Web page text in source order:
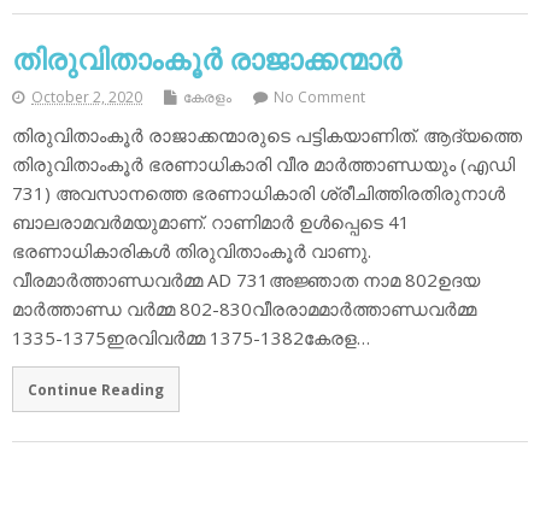
തിരുവിതാംകൂര്‍ രാജാക്കന്മാര്‍
October 2, 2020 കേരളം No Comment
തിരുവിതാംകൂര്‍ രാജാക്കന്മാരുടെ പട്ടികയാണിത്. ആദ്യത്തെ
തിരുവിതാംകൂര്‍ ഭരണാധികാരി വീര മാര്‍ത്താണ്ഡയും (എഡി
731) അവസാനത്തെ ഭരണാധികാരി ശ്രീചിത്തിരതിരുനാള്‍
ബാലരാമവര്‍മയുമാണ്. റാണിമാര്‍ ഉള്‍പ്പെടെ 41
ഭരണാധികാരികള്‍ തിരുവിതാംകൂര്‍ വാണു.
വീരമാര്‍ത്താണ്ഡവര്‍മ്മ AD 731അജ്ഞാത നാമ 802ഉദയ
മാര്‍ത്താണ്ഡ വര്‍മ്മ 802-830വീരരാമമാര്‍ത്താണ്ഡവര്‍മ്മ
1335-1375ഇരവിവര്‍മ്മ 1375-1382കേരള…
Continue Reading